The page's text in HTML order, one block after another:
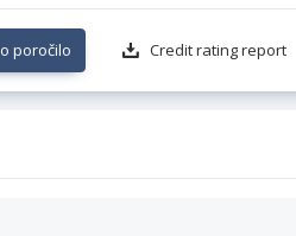
poročilo Credit rating report